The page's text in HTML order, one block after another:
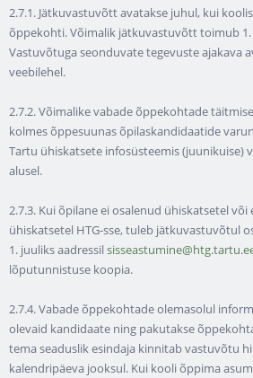
2.7.1. Jätkuvastuvõtt avatakse juhul, kui
õppekohti. Võimalik jätkuvastuvõtt toimub 1.
Vastuvõtuga seonduvate tegevuste ajakava
veebilehel.
2.7.2. Võimalike vabade õppekohtade
kolmes õppesuunas õpilaskandidaatide
Tartu ühiskatsete infosüsteemis (juunikuise)
alusel.
2.7.3. Kui õpilane ei osalenud ühiskatsetel
ühiskatsetel HTG-sse, tuleb jätkuvastuvõtul
1. juuliks aadressil
lõputunnistuse koopia.
2.7.4. Vabade õppekohtade olemasolul
olevaid kandidaate ning pakutakse
tema seaduslik esindaja kinnitab vastuvõtu
kalendripäeva jooksul. Kui kooli õppima